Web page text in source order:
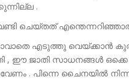
.
ചെയ്തത് എന്തെന്നറിഞ്ഞാൽ
എടുത്തു വെയ്ക്കാൻ
, ഈ ജാതി സാധനങ്ങൾ
. പിന്നെ ചൈനയിൽ